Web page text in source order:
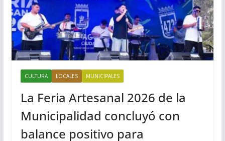
CULTURA LOCALES MUNICIPALES
La Feria Artesanal 2026 de la
Municipalidad concluyó con
balance positivo para